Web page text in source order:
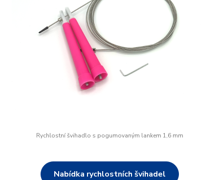
Rychlostní švihadlo s pogumovaným lankem 1,6 mm
Nabídka rychlostních švihadel